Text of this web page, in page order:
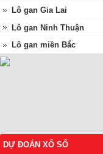
Lô gan Gia Lai
Lô gan Ninh Thuận
Lô gan miền Bắc
DỰ ĐOÁN XỔ SỐ